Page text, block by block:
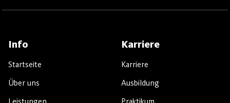
Info
Startseite
Über uns
Karriere
Karriere
Ausbildung